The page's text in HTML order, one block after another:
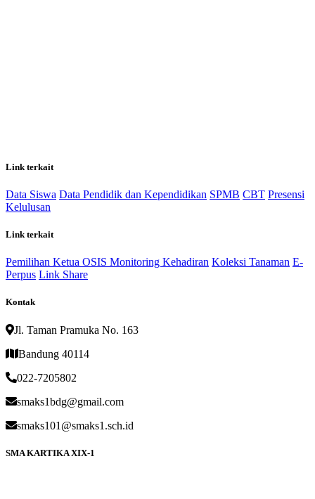
Link terkait
Data Siswa Data Pendidik dan Kependidikan SPMB CBT Presensi
Kelulusan
Link terkait
Pemilihan Ketua OSIS Monitoring Kehadiran Koleksi Tanaman E-
Perpus Link Share
Kontak
Jl. Taman Pramuka No. 163
Bandung 40114
022-7205802
smaks1bdg@gmail.com
smaks101@smaks1.sch.id
SMA KARTIKA XIX-1